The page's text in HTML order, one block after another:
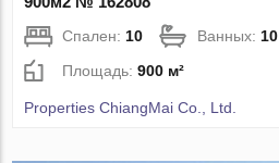
Спален:10 Ванных:10
Площадь:900 м²
Properties ChiangMai Co., Ltd.